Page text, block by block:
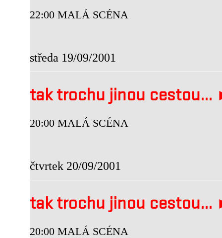
22:00 MALÁ SCÉNA
středa 19/09/2001
tak trochu jinou
20:00 MALÁ SCÉNA
čtvrtek 20/09/2001
tak trochu jinou cestou...
20:00 MALÁ SCÉNA